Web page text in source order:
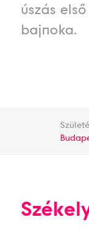
úszás
bajnoka.